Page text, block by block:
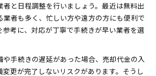
者と日程調整を行いましょう。最近は無料出
業者も多く、忙しい方や遠方の方にも便利で
参考に、対応が丁寧で手続きが早い業者を選
や手続きの遅延があった場合、売却代金の入
更が完了しないリスクがあります。そうし